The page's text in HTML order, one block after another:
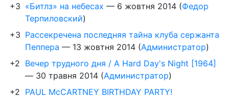
+3 «Битлз» на небесах — 6 жовтня 2014 (Федор
Терпиловский)
+3 Рассекречена последняя тайна клуба сержанта
Пеппера — 13 жовтня 2014 (Администратор)
+2 Вечер трудного дня / A Hard Day's Night [1964]
— 30 травня 2014 (Администратор)
+2 PAUL McCARTNEY BIRTHDAY PARTY!